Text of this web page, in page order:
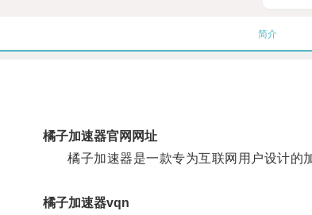
简介
橘子加速器官网网址
橘子加速器是一款专为互联网用户设计的加
橘子加速器vqn